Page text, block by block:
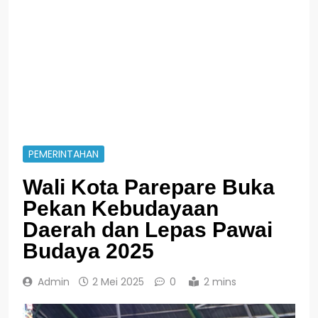
PEMERINTAHAN
Wali Kota Parepare Buka
Pekan Kebudayaan
Daerah dan Lepas Pawai
Budaya 2025
Admin 2 Mei 2025 0 2 mins